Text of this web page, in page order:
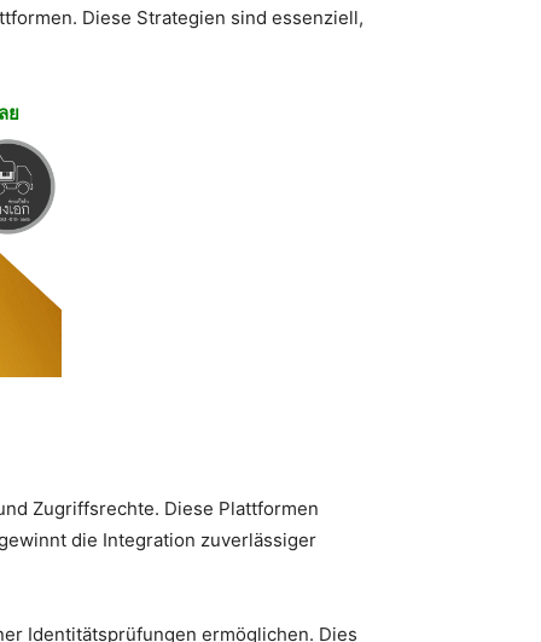
Diese Strategien sind essenziell,
ย
Zugriffsrechte. Diese Plattformen
die Integration zuverlässiger
Identitätsprüfungen ermöglichen. Dies